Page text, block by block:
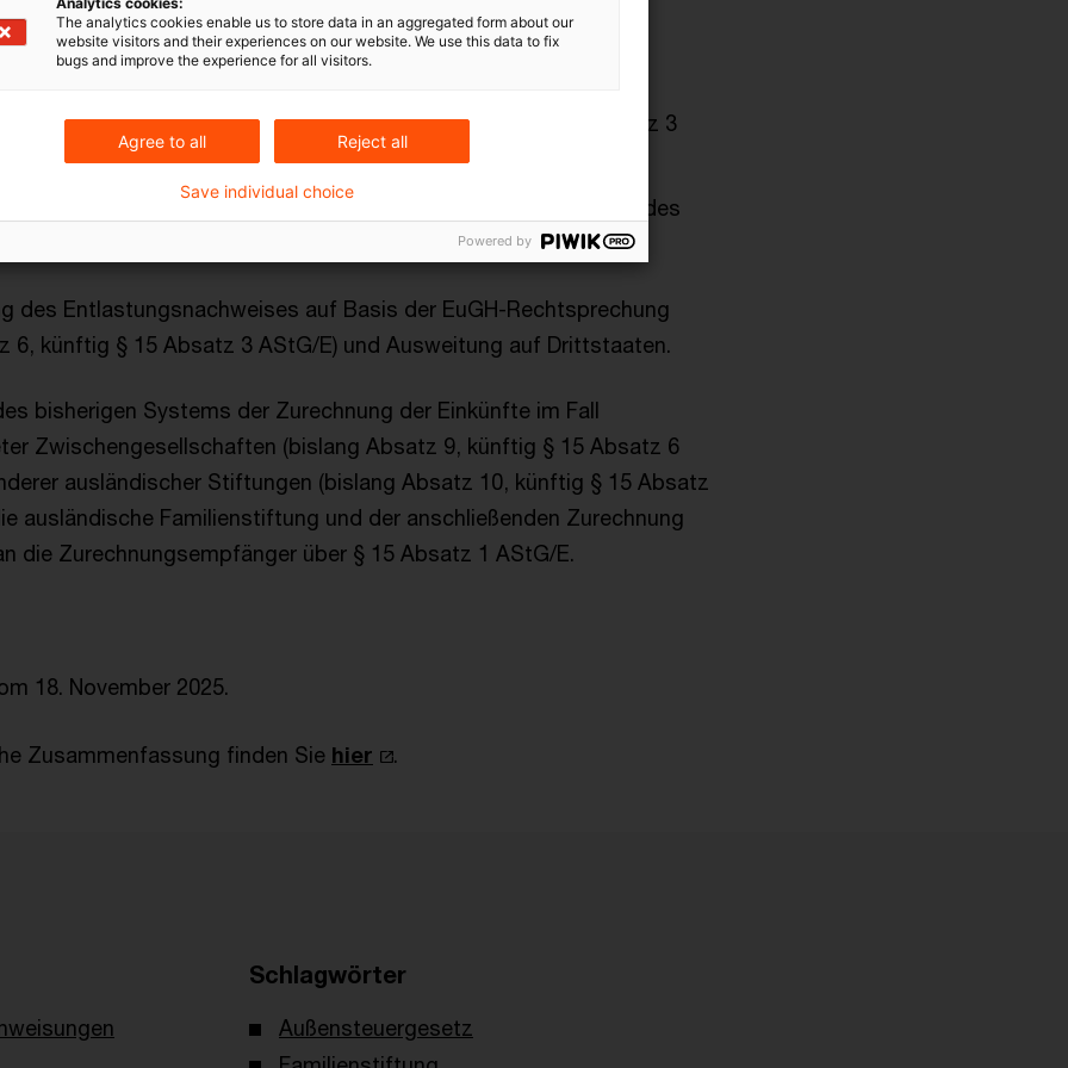
u. a.
der Vorschrift für sogenannte Unternehmerstiftungen (§ 15 Absatz 3
des bisherigen Absatzes 4 in § 15 Absatz 2 Satz 2 AStG/E und des
des Entlastungsnachweises auf Basis der EuGH-Rechtsprechung
6, künftig § 15 Absatz 3 AStG/E) und Ausweitung auf Drittstaaten.
bisherigen Systems der Zurechnung der Einkünfte im Fall
Zwischengesellschaften (bislang Absatz 9, künftig § 15 Absatz 6
ausländischer Stiftungen (bislang Absatz 10, künftig § 15 Absatz
ausländische Familienstiftung und der anschließenden Zurechnung
die Zurechnungsempfänger über § 15 Absatz 1 AStG/E.
18. November 2025.
Zusammenfassung finden Sie hier .
Schlagwörter
Außensteuergesetz
The analytics cookies enable us to store data in an aggregated form about our
website visitors and their experiences on our website. We use this data to fix
bugs and improve the experience for all visitors.
Agree to all Reject all
Save individual choice
Powered by